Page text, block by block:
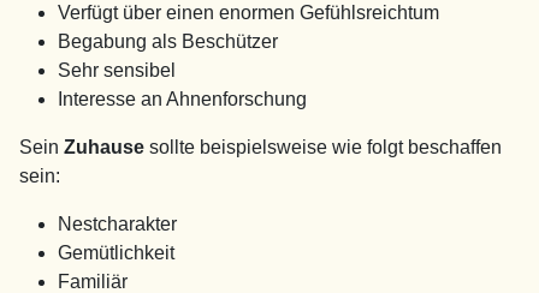
Verfügt über einen enormen Gefühlsreichtum
Begabung als Beschützer
Sehr sensibel
Interesse an Ahnenforschung
Sein Zuhause sollte beispielsweise wie folgt beschaffen
sein:
Nestcharakter
Gemütlichkeit
Familiär